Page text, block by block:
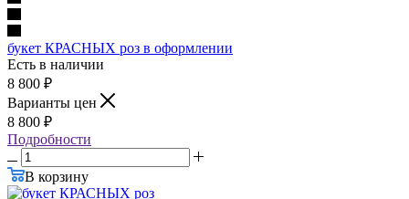
букет КРАСНЫХ роз в оформлении
Есть в наличии
8 800 ₽
Варианты цен
8 800 ₽
Подробности
В корзину